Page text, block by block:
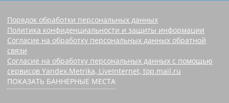
Порядок обработки персональных данных
Политика конфиденциальности и защиты информации
Согласие на обработку персональных данных обратной
связи
Согласие на обработку персональных данных с помощью
сервисов Yandex.Metrika, LiveInternet, top.mail.ru
ПОКАЗАТЬ БАННЕРНЫЕ МЕСТА